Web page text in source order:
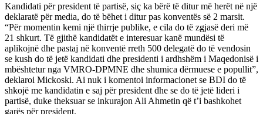
Kandidati për president të partisë, siç ka bërë të ditur më herët në një
deklaratë për media, do të bëhet i ditur pas konventës së 2 marsit.
“Për momentin kemi një thirrje publike, e cila do të zgjasë deri më
21 shkurt. Të gjithë kandidatët e interesuar kanë mundësi të
aplikojnë dhe pastaj në konventë rreth 500 delegatë do të vendosin
se kush do të jetë kandidati dhe presidenti i ardhshëm i Maqedonisë i
mbështetur nga VMRO-DPMNE dhe shumica dërmuese e popullit”,
deklaroi Mickoski. Ai nuk i komentoi informacionet se BDI do të
shkojë me kandidatin e saj për president dhe se do të jetë lideri i
partisë, duke theksuar se inkurajon Ali Ahmetin që t’i bashkohet
garës për president.